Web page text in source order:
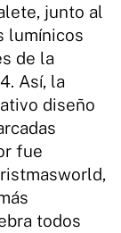
junto al
lumínicos
de la
Así, la
diseño
fue
todos